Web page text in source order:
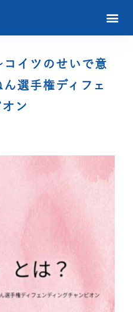
イツのせいで意
選手権ディフェ
ン